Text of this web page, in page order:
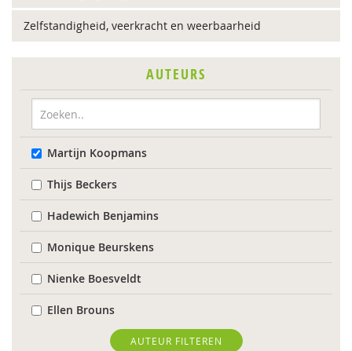
Zelfstandigheid, veerkracht en weerbaarheid
AUTEURS
Martijn Koopmans
Thijs Beckers
Hadewich Benjamins
Monique Beurskens
Nienke Boesveldt
Ellen Brouns
Flore Burger AUTEUR FILTEREN